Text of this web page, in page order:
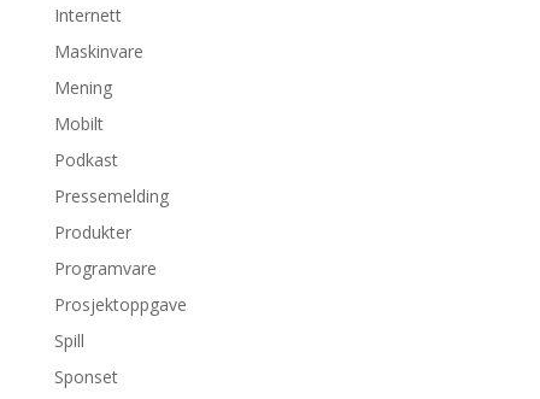
Internett
Maskinvare
Mening
Mobilt
Podkast
Pressemelding
Produkter
Programvare
Prosjektoppgave
Spill
Sponset